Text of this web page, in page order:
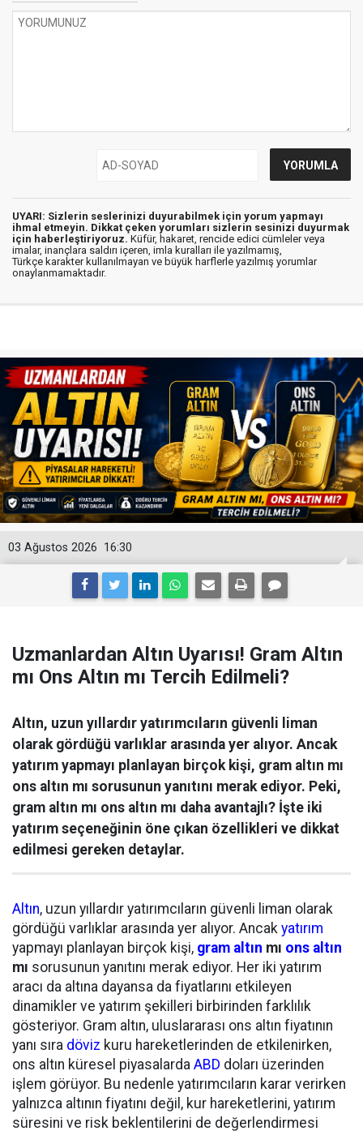
UYARI: Sizlerin seslerinizi duyurabilmek için yorum yapmayı
ihmal etmeyin. Dikkat çeken yorumları sizlerin sesinizi duyurmak
için haberleştiriyoruz. Küfür, hakaret, rencide edici cümleler veya
imalar, inançlara saldırı içeren, imla kuralları ile yazılmamış,
Türkçe karakter kullanılmayan ve büyük harflerle yazılmış yorumlar
onaylanmamaktadır.
16:30
03 Ağustos 2026
Uzmanlardan Altın Uyarısı! Gram Altın
mı Ons Altın mı Tercih Edilmeli?
Altın, uzun yıllardır yatırımcıların güvenli liman
olarak gördüğü varlıklar arasında yer alıyor. Ancak
yatırım yapmayı planlayan birçok kişi, gram altın mı
ons altın mı sorusunun yanıtını merak ediyor. Peki,
gram altın mı ons altın mı daha avantajlı? İşte iki
yatırım seçeneğinin öne çıkan özellikleri ve dikkat
edilmesi gereken detaylar.
Altın, uzun yıllardır yatırımcıların güvenli liman olarak
gördüğü varlıklar arasında yer alıyor. Ancak yatırım
yapmayı planlayan birçok kişi, gram altın mı ons altın
mı sorusunun yanıtını merak ediyor. Her iki yatırım
aracı da altına dayansa da fiyatlarını etkileyen
dinamikler ve yatırım şekilleri birbirinden farklılık
gösteriyor. Gram altın, uluslararası ons altın fiyatının
yanı sıra döviz kuru hareketlerinden de etkilenirken,
ons altın küresel piyasalarda ABD doları üzerinden
işlem görüyor. Bu nedenle yatırımcıların karar verirken
yalnızca altının fiyatını değil, kur hareketlerini, yatırım
süresini ve risk beklentilerini de değerlendirmesi